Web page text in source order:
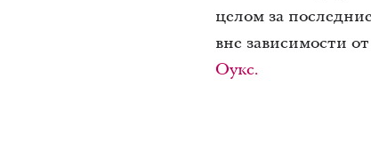
целом за
вне зависимости
Оукс.